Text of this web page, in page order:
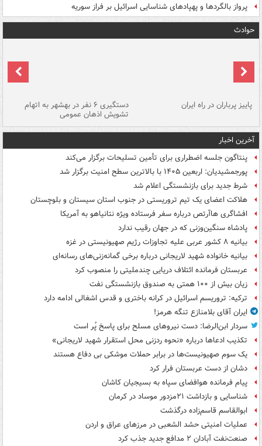
پرواز بالگردها و پهپادهای شناسایی اسرائیل بر فراز سوریه
حوادث
پاییز پرباران در راه ایران دستگیری ۶ نفر در بهشهر به اتهام
تشویش اذهان عمومی
آخرین اخبار
پنتاگون جلسه اضطراری برای تأمین تسلیحات برگزار می‌کند
پورجمشیدیان: اربعین ۱۴۰۵ با بالاترین سطح امنیت برگزار شد
شرط جدید برای بازنشستگی اعلام شد
هلاکت اعضای یک تیم تروریستی در جنوب استان سیستان و بلوچستان
افشاگری هاآرتص درباره سفر فرستاده ویژه نتانیاهو به آمریکا
پادشاه سنگین‌وزنی که در جهان رقیب ندارد
بیانیه ۸ کشور عربی علیه تجاوزات رژیم صهیونیستی در غزه
بیانیه خانواده شهید لاریجانی درباره برخی گمانه‌زنی‌های رسانه‌ای
عربستان فرمانده ائتلاف دریایی چندملیتی را منصوب کرد
زیان بیش از ۱۰۰ همتی به صندوق‌ بازنشستگی نفت
ترکیه: تروریسم اسرائیل در کرانه باختری و قدس اشغالی ادامه دارد
ایران آقای بلامنازع تنگه هرمز!
سردار ابن‌الرضا: دست نیروهای مسلح برای پاسخ پُر است
تکذیب ادعاها درباره «نحوه ردزنی محل استقرار شهید لاریجانی»
یک‌ سوم صهیونیست‌ها در برابر حملات موشکی بی دفاع هستند
دشان از دست عربستان فرار کرد
پیام فرمانده هوافضای سپاه به بسیجیان کاشان
شناسایی و بازداشت ۲۱مزدور موساد در کرمان
ابوالقاسم قاسم‌زاده درگذشت
عملیات امنیتی حشد الشعبی در مرزهای عراق و اردن
صنعت‌نفت آبادان ۲ مدافع جدید جذب کرد